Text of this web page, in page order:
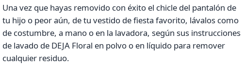
Una vez que hayas removido con éxito el chicle del pantalón de
tu hijo o peor aún, de tu vestido de fiesta favorito, lávalos como
de costumbre, a mano o en la lavadora, según sus instrucciones
de lavado de DEJA Floral en polvo o en líquido para remover
cualquier residuo.